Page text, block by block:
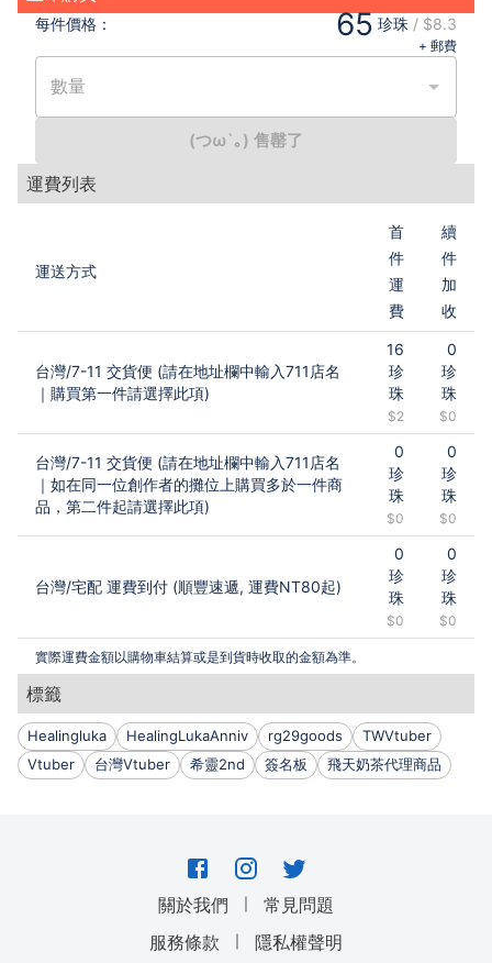
每件價格： 65 珍珠 / $8.3
+ 郵費
數量
(つω`｡) 售罄了
運費列表
運送方式
首
件
運
費
續
件
加
收
台灣/7-11 交貨便 (請在地址欄中輸入711店名
｜購買第一件請選擇此項)
16
珍
珠
$2
0
珍
珠
$0
台灣/7-11 交貨便 (請在地址欄中輸入711店名
｜如在同一位創作者的攤位上購買多於一件商
品，第二件起請選擇此項)
0
珍
珠
$0
0
珍
珠
$0
台灣/宅配 運費到付 (順豐速遞, 運費NT80起)
0
珍
珠
$0
0
珍
珠
$0
實際運費金額以購物車結算或是到貨時收取的金額為準。
標籤
Healingluka HealingLukaAnniv rg29goods
TWVtuber
Vtuber
台灣Vtuber 希靈2nd 簽名板 飛天奶茶代理商品
關於我們 ｜
常見問題
服務條款
｜
隱私權聲明